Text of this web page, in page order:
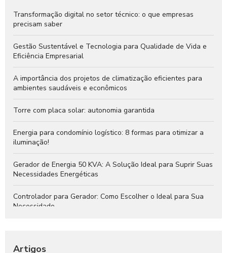
Transformação digital no setor técnico: o que empresas
precisam saber
Gestão Sustentável e Tecnologia para Qualidade de Vida e
Eficiência Empresarial
A importância dos projetos de climatização eficientes para
ambientes saudáveis e econômicos
Torre com placa solar: autonomia garantida
Energia para condomínio logístico: 8 formas para otimizar a
iluminação!
Gerador de Energia 50 KVA: A Solução Ideal para Suprir Suas
Necessidades Energéticas
Controlador para Gerador: Como Escolher o Ideal para Sua
Necessidade
Artigos